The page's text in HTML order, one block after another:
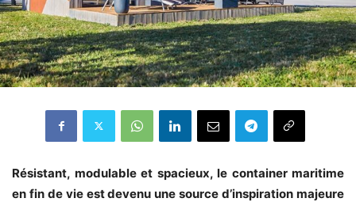
Résistant, modulable et spacieux, le container maritime
en fin de vie est devenu une source d’inspiration majeure